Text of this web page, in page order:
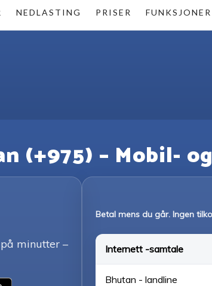
NEDLASTING PRISER FUNKSJONER
(+975) – Mobil-
minutter –
Betal mens du går. Ingen
Internett -samtale
Bhutan - landline